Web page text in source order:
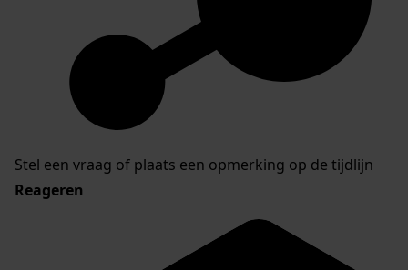
Stel een vraag of plaats een opmerking op de tijdlijn
Reageren